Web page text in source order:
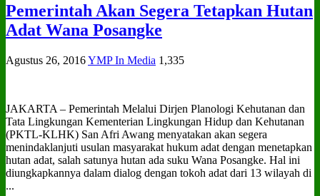
Pemerintah Akan Segera Tetapkan Hutan
Adat Wana Posangke
Agustus 26, 2016YMP In Media 1,335
JAKARTA – Pemerintah Melalui Dirjen Planologi Kehutanan dan
Tata Lingkungan Kementerian Lingkungan Hidup dan Kehutanan
(PKTL-KLHK) San Afri Awang menyatakan akan segera
menindaklanjuti usulan masyarakat hukum adat dengan menetapkan
hutan adat, salah satunya hutan ada suku Wana Posangke. Hal ini
diungkapkannya dalam dialog dengan tokoh adat dari 13 wilayah di
...